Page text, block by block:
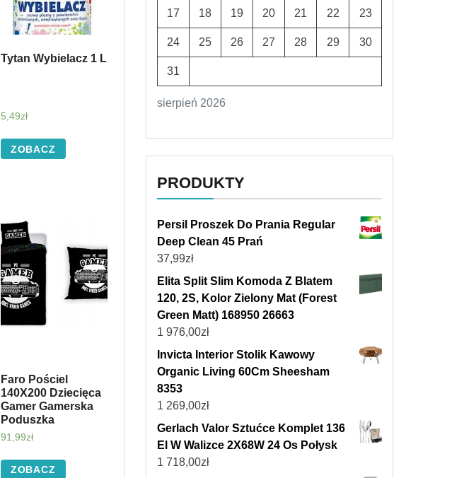
Tytan Wybielacz 1 L
5,49zł
ZOBACZ
Faro Pościel
140X200 Dziecięca
Gamer Gamerska
Poduszka
91,99zł
ZOBACZ
sierpień 2026
17 18 19 20 21 22 23
24 25 26 27 28 29 30
31
PRODUKTY
Persil Proszek Do Prania Regular
Deep Clean 45 Prań
37,99zł
Elita Split Slim Komoda Z Blatem
120, 2S, Kolor Zielony Mat (Forest
Green Matt) 168950 26663
1 976,00zł
Invicta Interior Stolik Kawowy
Organic Living 60Cm Sheesham
8353
1 269,00zł
Gerlach Valor Sztućce Komplet 136
El W Walizce 2X68W 24 Os Połysk
1 718,00zł